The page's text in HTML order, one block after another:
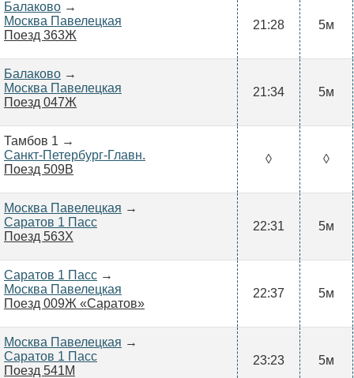
Балаково →
Москва Павелецкая
Поезд 363Ж
21:28 5м
Балаково →
Москва Павелецкая
Поезд 047Ж
21:34 5м
Тамбов 1 →
Санкт-Петербург-Главн.
Поезд 509В
◊ ◊
Москва Павелецкая →
Саратов 1 Пасс
Поезд 563Х
22:31 5м
Саратов 1 Пасс →
Москва Павелецкая
Поезд 009Ж «Саратов»
22:37 5м
Москва Павелецкая →
Саратов 1 Пасс
Поезд 541М
23:23 5м